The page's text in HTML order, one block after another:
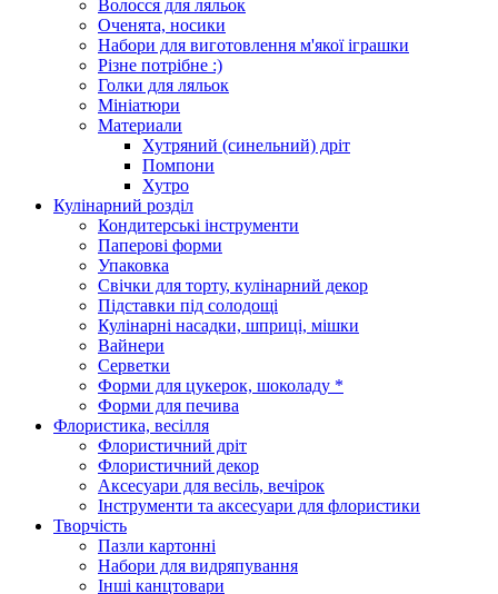
Волосся для ляльок
Оченята, носики
Набори для виготовлення м'якої іграшки
Різне потрібне :)
Голки для ляльок
Мініатюри
Материали
Хутряний (синельний) дріт
Помпони
Хутро
Кулінарний розділ
Кондитерські інструменти
Паперові форми
Упаковка
Свічки для торту, кулінарний декор
Підставки під солодощі
Кулінарні насадки, шприці, мішки
Вайнери
Серветки
Форми для цукерок, шоколаду *
Форми для печива
Флористика, весілля
Флористичний дріт
Флористичний декор
Аксесуари для весіль, вечірок
Інструменти та аксесуари для флористики
Творчість
Пазли картонні
Набори для видряпування
Інші канцтовари